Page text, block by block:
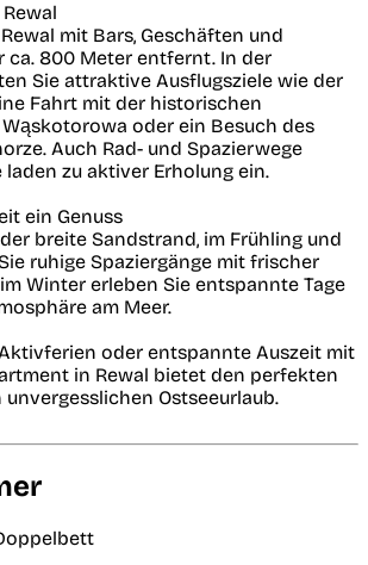
mit Bars, Geschäften und
ca. 800 Meter entfernt. In der
Sie attraktive Ausflugsziele wie der
Fahrt mit der historischen
oder ein Besuch des
Auch Rad- und Spazierwege
zu aktiver Erholung ein.
ein Genuss
breite Sandstrand, im Frühling und
ruhige Spaziergänge mit frischer
Winter erleben Sie entspannte Tage
am Meer.
oder entspannte Auszeit mit
in Rewal bietet den perfekten
unvergesslichen Ostseeurlaub.